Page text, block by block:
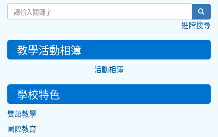
進階搜尋
教學活動相簿
活動相簿
學校特色
雙語教學
國際教育